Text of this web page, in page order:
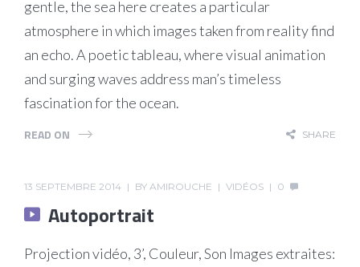
gentle, the sea here creates a particular
atmosphere in which images taken from reality find
an echo. A poetic tableau, where visual animation
and surging waves address man’s timeless
fascination for the ocean.
READ ON SHARE
13 SEPTEMBRE 2014 BY AMIROUCHE VIDÉOS 0
Autoportrait
Projection vidéo, 3’, Couleur, Son Images extraites: